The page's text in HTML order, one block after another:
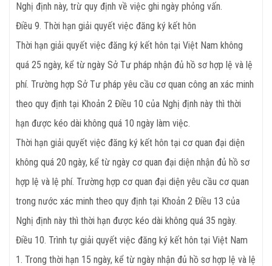
Nghị định này, trừ quy định về việc ghi ngày phỏng vấn.
Điều 9. Thời hạn giải quyết việc đăng ký kết hôn
Thời hạn giải quyết việc đăng ký kết hôn tại Việt Nam không
quá 25 ngày, kể từ ngày Sở Tư pháp nhận đủ hồ sơ hợp lệ và lệ
phí. Trường hợp Sở Tư pháp yêu cầu cơ quan công an xác minh
theo quy định tại Khoản 2 Điều 10 của Nghị định này thì thời
hạn được kéo dài không quá 10 ngày làm việc.
Thời hạn giải quyết việc đăng ký kết hôn tại cơ quan đại diện
không quá 20 ngày, kể từ ngày cơ quan đại diện nhận đủ hồ sơ
hợp lệ và lệ phí. Trường hợp cơ quan đại diện yêu cầu cơ quan
trong nước xác minh theo quy định tại Khoản 2 Điều 13 của
Nghị định này thì thời hạn được kéo dài không quá 35 ngày.
Điều 10. Trình tự giải quyết việc đăng ký kết hôn tại Việt Nam
1. Trong thời hạn 15 ngày, kể từ ngày nhận đủ hồ sơ hợp lệ và lệ